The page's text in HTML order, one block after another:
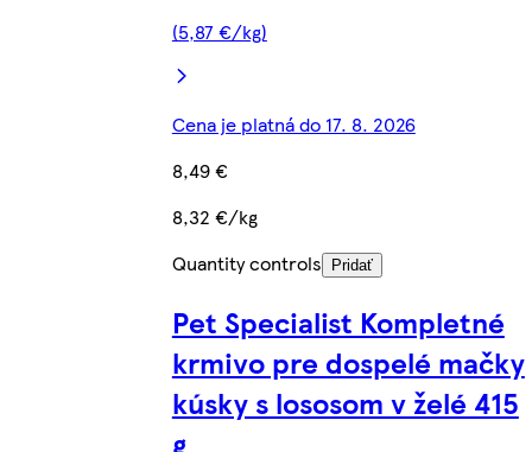
(5,87 €/kg)
Cena je platná do 17. 8. 2026
8,49 €
8,32 €/kg
Quantity controls
Pridať
Pet Specialist Kompletné
krmivo pre dospelé mačky
kúsky s lososom v želé 415
g